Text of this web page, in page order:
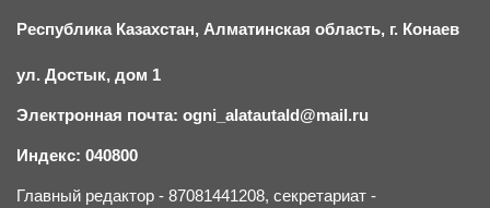
Республика Казахстан, Алматинская область, г. Конаев
ул. Достык, дом 1
Электронная почта: ogni_alatautald@mail.ru
Индекс: 040800
Главный редактор - 87081441208, секретариат -